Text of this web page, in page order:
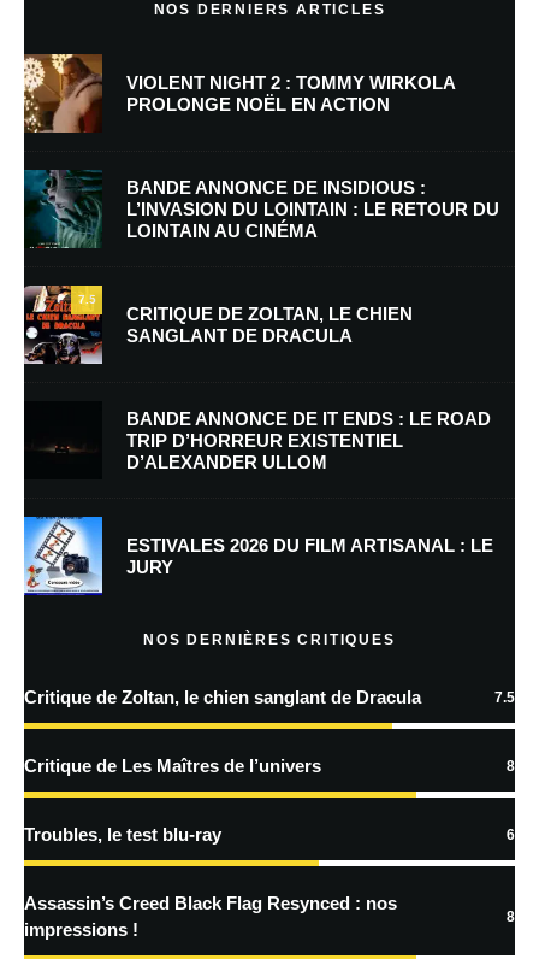
Nom*
E-mail*
Enregistrer mon nom, mon e-mail et mon site dans le navigateur pour
Prévenez-moi de tous les nouveaux commentaires par e-mail.
Prévenez-moi de tous les nouveaux articles par e-mail.
En savoir
traitées
NOS DERNIERS ARTICLES
VIOLENT NIGHT 2 : TOMMY WIRKOLA
PROLONGE NOËL EN ACTION
BANDE ANNONCE DE INSIDIOUS :
L’INVASION DU LOINTAIN : LE RETOUR DU
LOINTAIN AU CINÉMA
7.5
CRITIQUE DE ZOLTAN, LE CHIEN
SANGLANT DE DRACULA
BANDE ANNONCE DE IT ENDS : LE ROAD
TRIP D’HORREUR EXISTENTIEL
D’ALEXANDER ULLOM
ESTIVALES 2026 DU FILM ARTISANAL : LE
JURY
NOS DERNIÈRES CRITIQUES
Critique de Zoltan, le chien sanglant de Dracula 7.5
Critique de Les Maîtres de l’univers 8
Troubles, le test blu-ray 6
Assassin’s Creed Black Flag Resynced : nos
impressions !
8